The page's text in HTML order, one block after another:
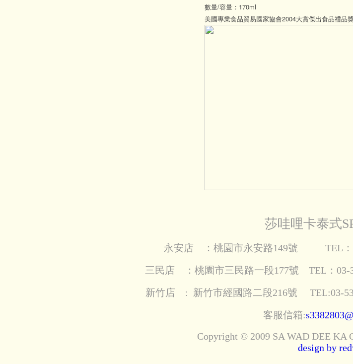
數量/容量：170ml
美國專業食品貿易國家協會2004大賞傑出食品禮品
莎哇哩卡泰式
永安店 ： 桃園市永安路149號 TEL：
三民店 ：桃園市三民路一段177號 TEL：03-
新竹店 : 新竹市經國路二段216號 TEL:03-
客服信箱:
Copyright © 2009 SA WAD DEE KA
design by